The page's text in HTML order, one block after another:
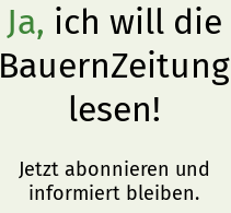
Ja, ich will die
BauernZeitung
lesen!
Jetzt abonnieren und
informiert bleiben.